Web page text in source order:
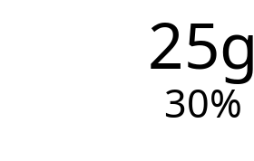
25g
30%